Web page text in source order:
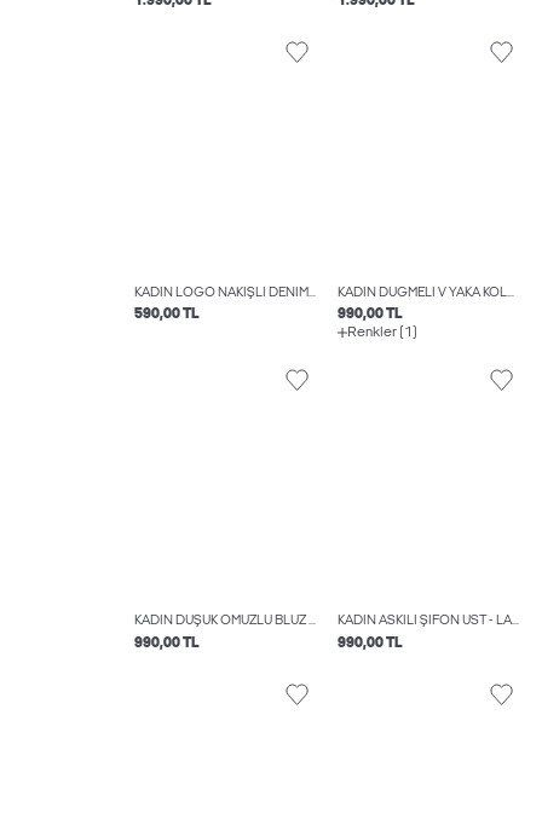
KADIN LOGO NAKIŞLI DENIM ŞAPKA - BASIC
590,00 TL
KADIN DÜĞMELI V YAKA KOLSUZ HIRKA - VALERIA
990,00 TL
Renkler (1)
KADIN DÜŞÜK OMUZLU BLUZ - ROSEY
990,00 TL
KADIN ASKILI ŞIFON ÜST - LANA
990,00 TL